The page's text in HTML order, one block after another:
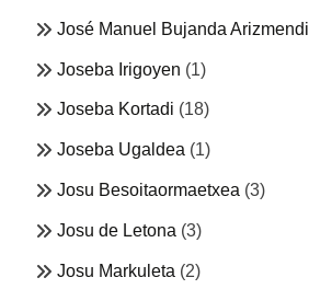
José Manuel Bujanda Arizmendi
Joseba Irigoyen (1)
Joseba Kortadi (18)
Joseba Ugaldea (1)
Josu Besoitaormaetxea (3)
Josu de Letona (3)
Josu Markuleta (2)